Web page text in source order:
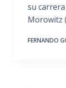
su
Morowitz
FERNANDO